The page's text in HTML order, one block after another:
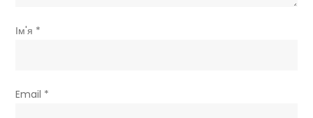
Ім'я *
Email *